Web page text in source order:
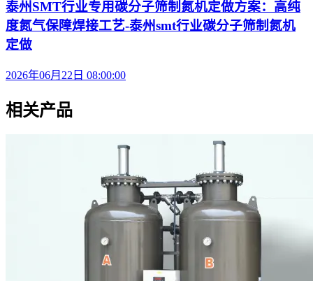
泰州SMT行业专用碳分子筛制氮机定做方案：高纯
度氮气保障焊接工艺-泰州smt行业碳分子筛制氮机
定做
2026年06月22日 08:00:00
相关产品